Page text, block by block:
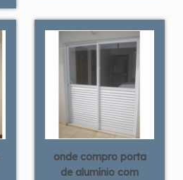
onde compro porta
de alumínio com